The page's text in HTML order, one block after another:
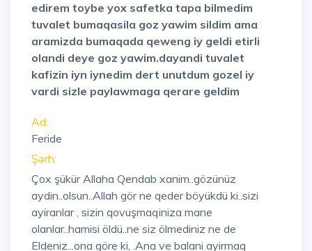
edirem toybe yox safetka tapa bilmedim
tuvalet bumaqasila goz yawim sildim ama
aramizda bumaqada qeweng iy geldi etirli
olandi deye goz yawim.dayandi tuvalet
kafizin iyn iynedim dert unutdum gozel iy
vardi sizle paylawmaga qerare geldim
Ad:
Feride
Şərh:
Çox şükür Allaha Qendab xanim..gözünüz
aydin..olsun..Allah gör ne qeder böyükdü ki..sizi
ayiranlar , sizin qovuşmaqiniza mane
olanlar..hamisi öldü..ne siz ölmediniz ne de
Eldeniz...ona göre ki, .Ana ve balani ayirmaq